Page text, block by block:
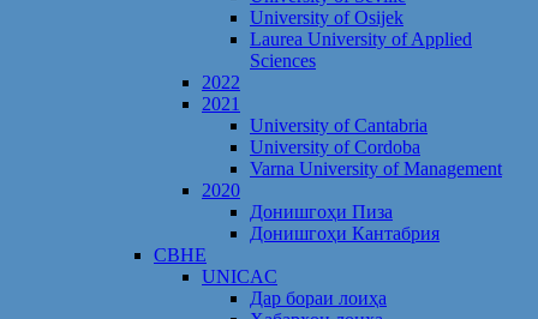
University of Osijek
Laurea University of Applied
Sciences
2022
2021
University of Cantabria
University of Cordoba
Varna University of Management
2020
Донишгоҳи Пиза
Донишгоҳи Кантабрия
CBHE
UNICAC
Дар бораи лоиҳа